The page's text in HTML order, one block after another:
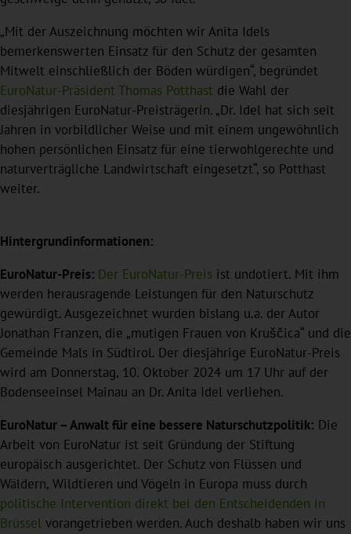
„Mit der Auszeichnung möchten wir Anita Idels
bemerkenswerten Einsatz für den Schutz der gesamten
Mitwelt einschließlich der Böden würdigen“, begründet
EuroNatur-Präsident Thomas Potthast die Wahl der
diesjährigen EuroNatur-Preisträgerin. „Dr. Idel hat sich seit
Jahren in vorbildlicher Weise und mit einem ungewöhnlich
hohen persönlichen Einsatz für eine tierwohlgerechte und
naturverträgliche Landwirtschaft eingesetzt“, so Potthast
weiter.
Hintergrundinformationen:
EuroNatur-Preis: Der EuroNatur-Preis ist undotiert. Mit ihm
werden herausragende Leistungen für den Naturschutz
gewürdigt. Ausgezeichnet wurden bislang u.a. der Autor
Jonathan Franzen, die „mutigen Frauen von Kruščica“ und die
Gemeinde Mals in Südtirol. Der diesjährige EuroNatur-Preis
wird am Donnerstag, 10. Oktober 2024 um 17 Uhr auf der
Bodenseeinsel Mainau an Dr. Anita Idel verliehen.
EuroNatur – Anwalt für eine bessere Naturschutzpolitik: Die
Arbeit von EuroNatur ist seit Gründung der Stiftung
europäisch ausgerichtet. Der Schutz von Flüssen und
Wäldern, Wildtieren und Vögeln in Europa muss durch
politische Intervention direkt bei den Entscheidenden in
Brüssel vorangetrieben werden. Auch deshalb haben wir uns